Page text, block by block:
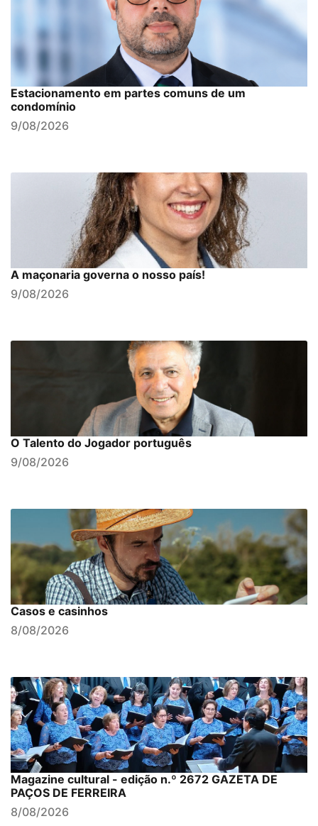
Estacionamento em partes comuns de um
condomínio
9/08/2026
A maçonaria governa o nosso país!
9/08/2026
O Talento do Jogador português
9/08/2026
Casos e casinhos
8/08/2026
Magazine cultural - edição n.º 2672 GAZETA DE
PAÇOS DE FERREIRA
8/08/2026